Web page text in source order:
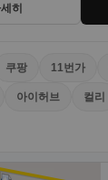
히
쿠팡 11번가
아이허브 컬리